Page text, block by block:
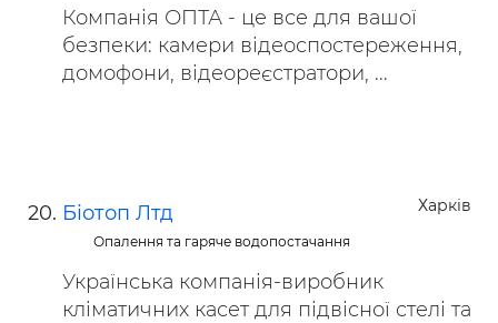
Компанія ОПТА - це все для вашої
безпеки: камери відеоспостереження,
домофони, відеореєстратори, ...
Харків
Біотоп Лтд
Опалення та гаряче водопостачання
Українська компанія-виробник
кліматичних касет для підвісної стелі та